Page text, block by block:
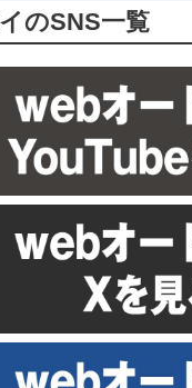
のSNS一覧